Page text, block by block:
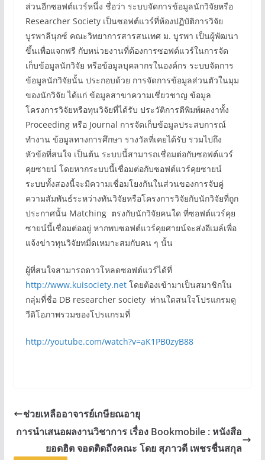
ส่วนอีกซอฟต์แวร์หนึ่ง ชื่อว่า ระบบจัดการข้อมูลนักวิจัยหรือ
Researcher Society เป็นซอฟต์แวร์ที่ห้องปฏิบัติการวิจัย
บูรพาลีนุกซ์ คณะวิทยาการสารสนเทศ ม. บูรพา เป็นผู้พัฒนา
ขึ้นเพื่อแจกฟรี กับหน่วยงานที่ต้องการซอฟต์แวร์ในการจัด
เก็บข้อมูลนักวิจัย หรือข้อมูลบุคลากรในองค์กร ระบบจัดการ
ข้อมูลนักวิจัยนั้น ประกอบด้วย การจัดการข้อมูลส่วนตัวในมุม
ของนักวิจัย ได้แก่ ข้อมูลสาขาความเชี่ยวชาญ ข้อมูล
โครงการวิจัยหรือทุนวิจัยที่ได้รับ ประวัติการตีพิมพ์ผลงาทั้ง
Proceeding หรือ Journal การจัดเก็บข้อมูลประสบการณ์
ทำงาน ข้อมูลทางการศึกษา รางวัลที่เคยได้รับ รวมไปถึง
หัวข้อที่สนใจ เป็นต้น ระบบนี้สามารถเชื่อมต่อกับซอฟต์แวร์
คุยซายน์ โดยหากระบบนี้เชื่อมต่อกับซอฟต์แวร์คุยซายน์
ระบบทั้งสองนี้จะมีความเชื่อมโยงกันในส่วนของการจับคู่
ความสัมพันธ์ระหว่างทันวิจัยหรือโครงการวิจัยกับนักวิจัยที่ถูก
ประกาศนั้น Matching ตรงกับนักวิจัยคนใด ที่ซอฟต์แวร์คุย
ซายน์นี้เชื่อมต่ออยู่ หากพบซอฟต์แวร์คุยศายน์จะส่งอีเมล์เพื่อ
แจ้งข่าวทุนวิจัยทมี่ดเหมาะสมกับคน ๆ นั้น
ผู้ที่สนใจสามารถดาวโหลดซอฟต์แวร์ได้ที่
http://www.kuisociety.netโดยต้องเข้ามาเป็นสมาชิกใน
กลุ่มที่ชื่อ DB researcher society ท่านใดสนใจโปรแกรมดู
วีดิโอภาพรวมของโปรแกรมที่
http://youtube.com/watch?v=aK1PB0zyB88
ช่วยเหลืออาจารย์เกษียณอายุ
การนำเสนอผลงานวิชาการ เรื่อง Bookmobile : หนังสือ
ยอดฮิต จอดติดถึงคณะ โดย สุภาวดี เพชรชื่นสกุล